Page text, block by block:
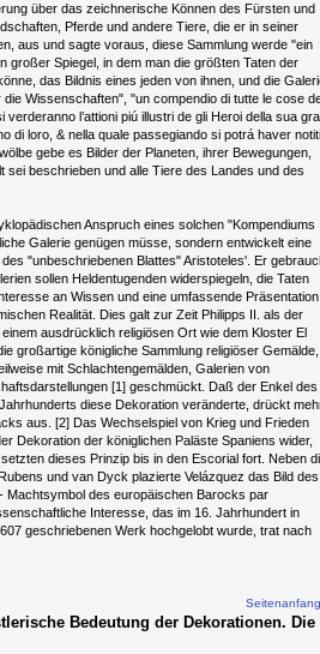
über das zeichnerische Können des Fürsten und
Pferde und andere Tiere, die er in seiner
aus und sagte voraus, diese Sammlung werde "ein
großer Spiegel, in dem man die größten Taten der
das Bildnis eines jeden von ihnen, und die
Wissenschaften", "un compendio di tutte le cose
l’attioni piú illustri de gli Heroi della sua
di loro, & nella quale passegiando si potrá haver
gebe es Bilder der Planeten, ihrer Bewegungen,
sei beschrieben und alle Tiere des Landes und des
Anspruch eines solchen "Kompendiums
Galerie genügen müsse, sondern entwickelt eine
"unbeschriebenen Blattes" Aristoteles'. Er
sollen Heldentugenden widerspiegeln, die Taten
an Wissen und eine umfassende Präsentation
Realität. Dies galt zur Zeit Philipps II. als der
ausdrücklich religiösen Ort wie dem Kloster El
großartige königliche Sammlung religiöser Gemälde,
mit Schlachtengemälden, Galerien von
[1] geschmückt. Daß der Enkel des
diese Dekoration veränderte, drückt
aus. [2] Das Wechselspiel von Krieg und Frieden
Dekoration der königlichen Paläste Spaniens wider,
dieses Prinzip bis in den Escorial fort. Neben
und van Dyck plazierte Velázquez das Bild des
Machtsymbol des europäischen Barocks par
Interesse, das im 16. Jahrhundert in
geschriebenen Werk hochgelobt wurde, trat nach
Seitenanfang
Bedeutung der Dekorationen. Die